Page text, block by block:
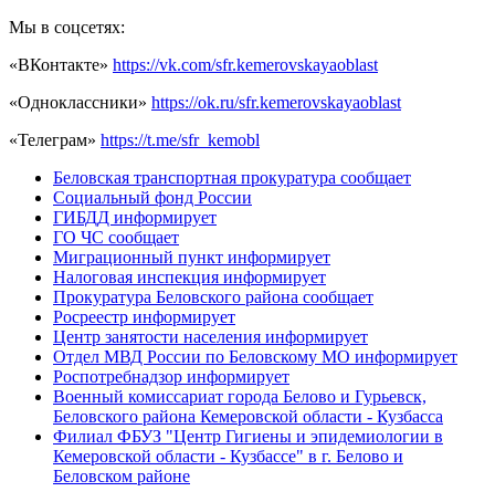
Мы в соцсетях:
«ВКонтакте» https://vk.com/sfr.kemerovskayaoblast
«Одноклассники» https://ok.ru/sfr.kemerovskayaoblast
«Телеграм» https://t.me/sfr_kemobl
Беловская транспортная прокуратура сообщает
Социальный фонд России
ГИБДД информирует
ГО ЧС сообщает
Миграционный пункт информирует
Налоговая инспекция информирует
Прокуратура Беловского района сообщает
Росреестр информирует
Центр занятости населения информирует
Отдел МВД России по Беловскому МО информирует
Роспотребнадзор информирует
Военный комиссариат города Белово и Гурьевск,
Беловского района Кемеровской области - Кузбасса
Филиал ФБУЗ "Центр Гигиены и эпидемиологии в
Кемеровской области - Кузбассе" в г. Белово и
Беловском районе